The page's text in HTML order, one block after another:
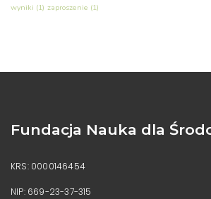
wyniki (1) zaproszenie (1)
Fundacja Nauka dla
KRS: 0000146454
NIP: 669-23-37-315